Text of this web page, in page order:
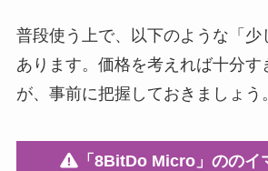
普段使う上で、以下のような「少
あります。価格を考えれば十分す
が、事前に把握しておきましょう。
「8BitDo Micro」ののイ